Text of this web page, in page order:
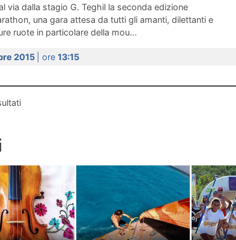
via dalla stagio G. Teghil la seconda edizione
una gara attesa da tutti gli amanti, dilettanti e
ruote in particolare della mou...
2015 | ore 13:15